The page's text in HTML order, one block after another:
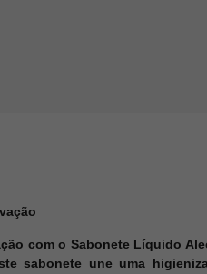
com o Sabonete Líquido
sabonete une uma